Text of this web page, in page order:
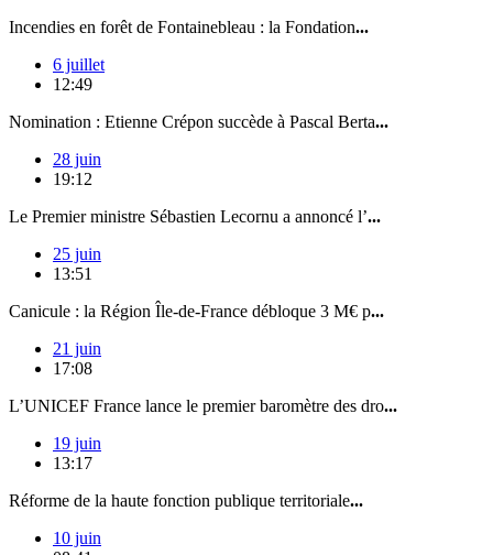
Incendies en forêt de Fontainebleau : la Fondation...
6 juillet
12:49
Nomination : Etienne Crépon succède à Pascal Berta...
28 juin
19:12
Le Premier ministre Sébastien Lecornu a annoncé l’...
25 juin
13:51
Canicule : la Région Île-de-France débloque 3 M€ p...
21 juin
17:08
L’UNICEF France lance le premier baromètre des dro...
19 juin
13:17
Réforme de la haute fonction publique territoriale...
10 juin